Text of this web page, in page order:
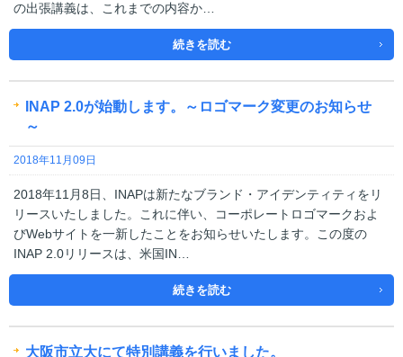
の出張講義は、これまでの内容か…
続きを読む
INAP 2.0が始動します。～ロゴマーク変更のお知らせ
～
2018年11月09日
2018年11月8日、INAPは新たなブランド・アイデンティティをリ
リースいたしました。これに伴い、コーポレートロゴマークおよ
びWebサイトを一新したことをお知らせいたします。この度の
INAP 2.0リリースは、米国IN…
続きを読む
大阪市立大にて特別講義を行いました。